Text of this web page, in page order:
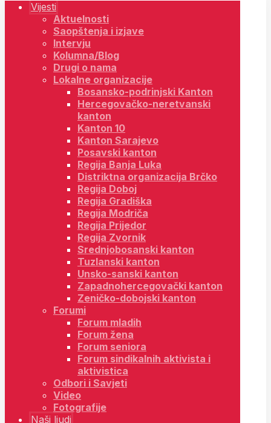
Vijesti
Aktuelnosti
Saopštenja i izjave
Intervju
Kolumna/Blog
Drugi o nama
Lokalne organizacije
Bosansko-podrinjski Kanton
Hercegovačko-neretvanski
kanton
Kanton 10
Kanton Sarajevo
Posavski kanton
Regija Banja Luka
Distriktna organizacija Brčko
Regija Doboj
Regija Gradiška
Regija Modriča
Regija Prijedor
Regija Zvornik
Srednjobosanski kanton
Tuzlanski kanton
Unsko-sanski kanton
Zapadnohercegovački kanton
Zeničko-dobojski kanton
Forumi
Forum mladih
Forum žena
Forum seniora
Forum sindikalnih aktivista i
aktivistica
Odbori i Savjeti
Video
Fotografije
Naši ljudi